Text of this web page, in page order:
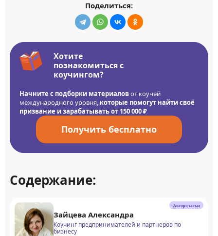
Поделиться:
Хотите
познакомиться с
коучингом?
Начните с подборки материаловот коучей
международного уровня, которые помогут найти своё
призвание и зарабатывать от 150 000 ₽
Получить бесплатно
Содержание:
Автор статьи
Зайцева Александра
Коучинг предпринимателей и партнеров по
бизнесу